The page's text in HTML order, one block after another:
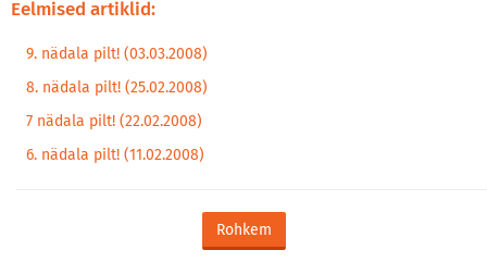
Eelmised artiklid:
9. nädala pilt! (03.03.2008)
8. nädala pilt! (25.02.2008)
7 nädala pilt! (22.02.2008)
6. nädala pilt! (11.02.2008)
Rohkem